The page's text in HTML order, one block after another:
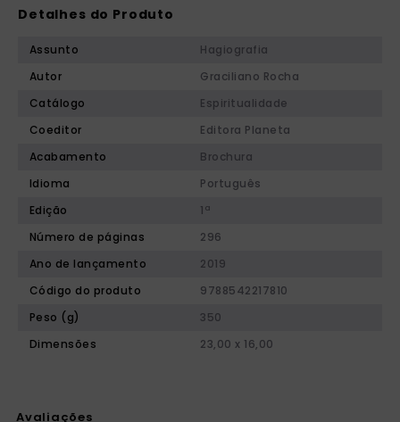
Detalhes do Produto
Assunto
Hagiografia
Autor
Graciliano Rocha
Catálogo
Espiritualidade
Coeditor
Editora Planeta
Acabamento
Brochura
Idioma
Português
Edição
1ª
Número de páginas
296
Ano de lançamento
2019
Código do produto
9788542217810
Peso (g)
350
Dimensões
23,00 x 16,00
Avaliações